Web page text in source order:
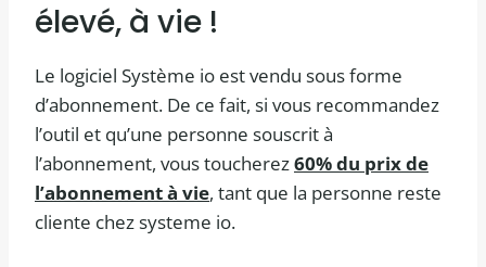
élevé, à vie !
Le logiciel Système io est vendu sous forme
d’abonnement. De ce fait, si vous recommandez
l’outil et qu’une personne souscrit à
l’abonnement, vous toucherez60% du prix de
l’abonnement à vie, tant que la personne reste
cliente chez systeme io.